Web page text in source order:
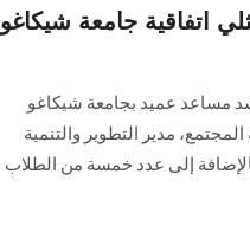
جامعة شيكاغو
مساعد ‏عميد بجامعة شيكاغو
مدير التطوير والتنمية
إلى عدد خمسة من الطلاب